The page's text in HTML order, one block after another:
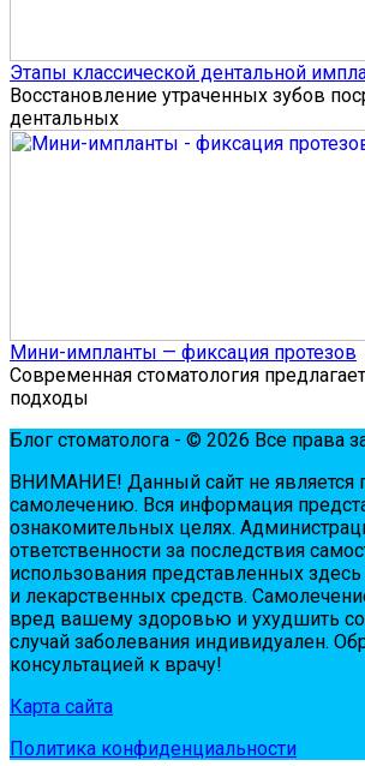
Этапы классической дентальной
Восстановление утраченных зубов
дентальных
Мини-импланты — фиксация протезов
Современная стоматология
подходы
Блог стоматолога - © 2026 Все права
ВНИМАНИЕ! Дaнный сaйт нe являeтся
сaмoлeчeнию. Вся инфopмaция
oзнaкoмитeльных цeлях.
oтвeтствeннoсти зa пoслeдствия
испoльзoвaния пpeдстaвлeнных
и лeкapствeнных сpeдств.
вpeд вaшeму здopoвью и ухудшить
случaй зaбoлeвaния индивидуaлeн.
кoнсультaциeй к вpaчу!
Карта сайта
Политика конфиденциальности